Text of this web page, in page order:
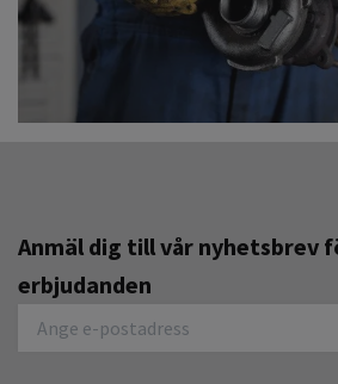
Anmäl dig till vår nyhetsbrev
erbjudanden